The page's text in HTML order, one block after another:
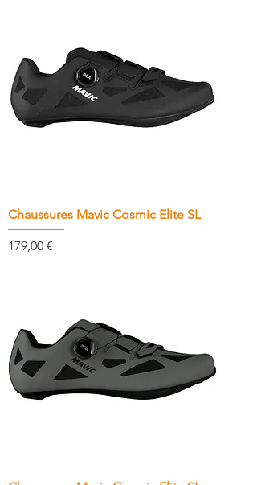
Chaussures Mavic Cosmic Elite SL
Prix
179,00 €